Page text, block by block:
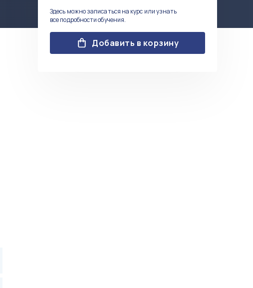
Здесь можно записаться на курс или узнать
все подробности обучения.
Добавить в корзину